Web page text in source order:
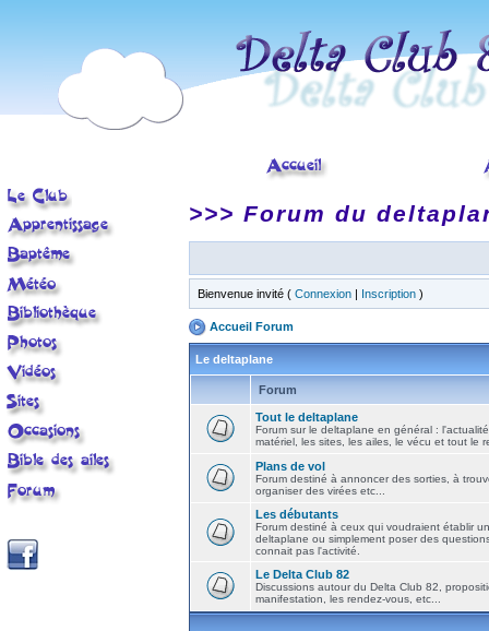
>>> Forum du
Bienvenue invité ( Connexion | Inscription )
Accueil Forum
Le deltaplane
Forum
Tout le deltaplane
Forum sur le deltaplane en général :
matériel, les sites, les ailes, le vécu et tout le
Plans de vol
Forum destiné à annoncer des sorties, à
organiser des virées etc...
Les débutants
Forum destiné à ceux qui voudraient établir
deltaplane ou simplement poser des
connait pas l'activité.
Le Delta Club 82
Discussions autour du Delta Club 82,
manifestation, les rendez-vous, etc...